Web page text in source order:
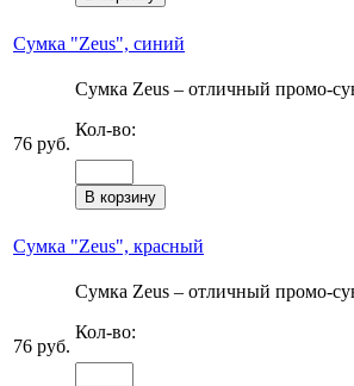
Сумка "Zeus", синий
76 руб.
Сумка Zeus – отличный промо-
Кол-во:
Сумка "Zeus", красный
76 руб.
Сумка Zeus – отличный промо-
Кол-во: